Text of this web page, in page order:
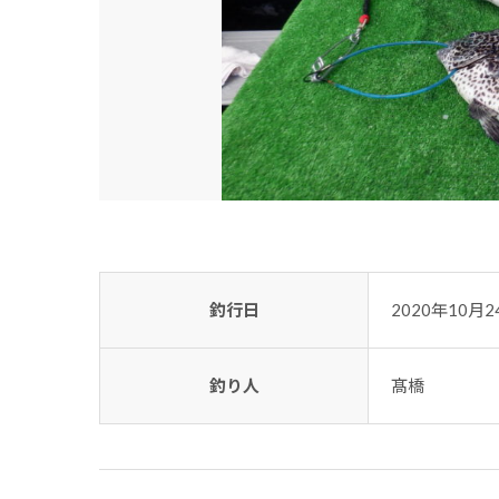
釣行日 2020年10月
釣り人 髙橋